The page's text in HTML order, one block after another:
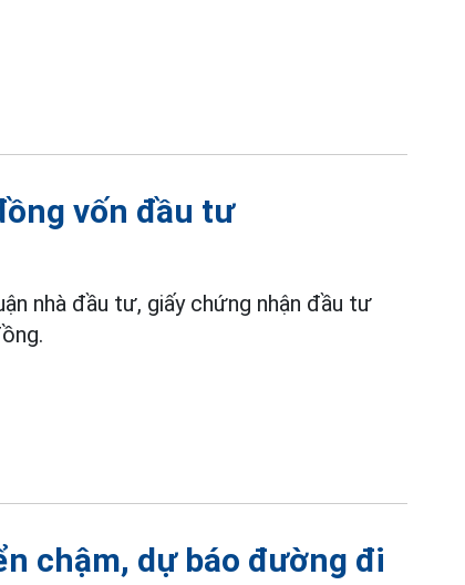
vốn đầu tư
nhà đầu tư, giấy chứng nhận đầu tư
chậm, dự báo đường đi